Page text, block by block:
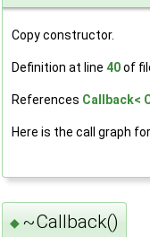
Copy constructor.
Definition at line 40of
References Callback<
Here is the call graph
◆ ~Callback()